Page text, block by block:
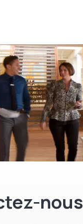
nous